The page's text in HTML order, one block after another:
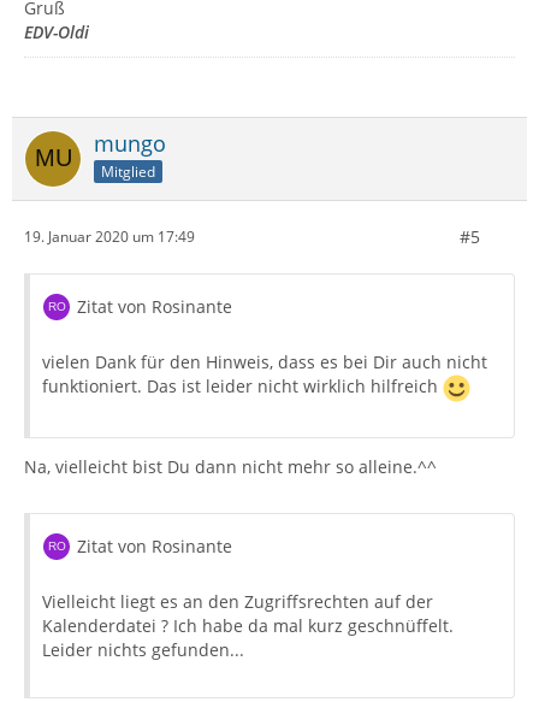
Gruß
EDV-Oldi
mungo
Mitglied
19. Januar 2020 um 17:49 #5
Zitat von Rosinante
vielen Dank für den Hinweis, dass es bei Dir auch nicht
funktioniert. Das ist leider nicht wirklich hilfreich
Na, vielleicht bist Du dann nicht mehr so alleine.^^
Zitat von Rosinante
Vielleicht liegt es an den Zugriffsrechten auf der
Kalenderdatei ? Ich habe da mal kurz geschnüffelt.
Leider nichts gefunden...